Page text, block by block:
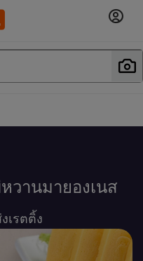
วานมายองเนส
เรตติ้ง